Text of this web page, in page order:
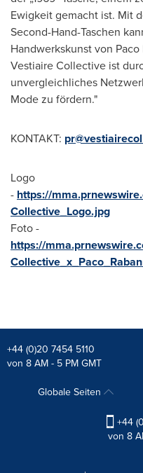
Ewigkeit gemacht ist. Mit
Second-Hand-Taschen
Handwerkskunst von
Vestiaire Collective ist
unvergleichliches
Mode zu fördern."
KONTAKT:
Logo
- https://
Collective_Logo.jpg
Foto -
https://
+44 (0)20 7454 5110
von 8 AM - 5 PM GMT
Globale Seiten
+44
von 8